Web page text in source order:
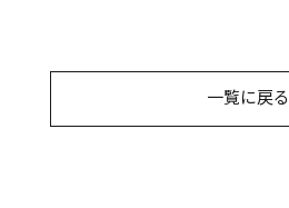
一覧に戻る